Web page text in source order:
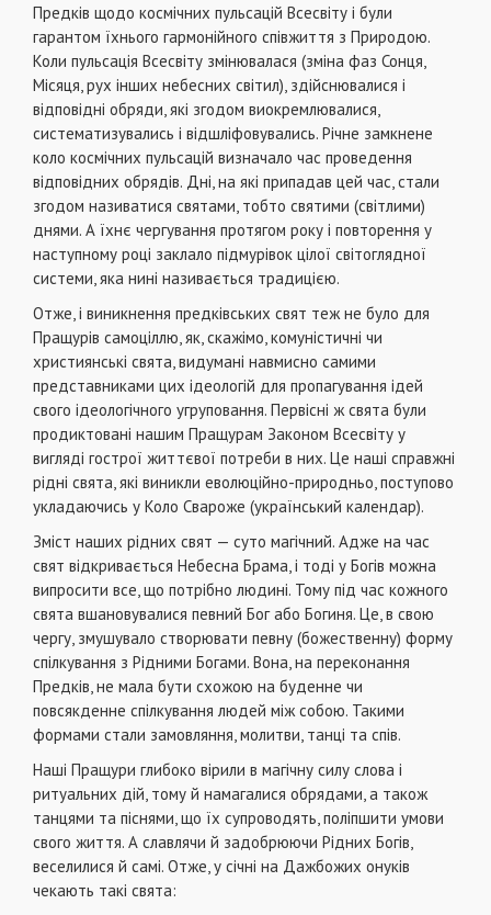
Предків щодо космічних пульсацій Всесвіту і були
гарантом їхнього гармонійного співжиття з Природою.
Коли пульсація Всесвіту змінювалася (зміна фаз Сонця,
Місяця, рух інших небесних світил), здійснювалися і
відповідні обряди, які згодом виокремлювалися,
систематизувались і відшліфовувались. Річне замкнене
коло космічних пульсацій визначало час проведення
відповідних обрядів. Дні, на які припадав цей час, стали
згодом називатися святами, тобто святими (світлими)
днями. А їхнє чергування протягом року і повторення у
наступному році заклало підмурівок цілої світоглядної
системи, яка нині називається традицією.
Отже, і виникнення предківських свят теж не було для
Пращурів самоціллю, як, скажімо, комуністичні чи
християнські свята, видумані навмисно самими
представниками цих ідеологій для пропагування ідей
свого ідеологічного угруповання. Первісні ж свята були
продиктовані нашим Пращурам Законом Всесвіту у
вигляді гострої життєвої потреби в них. Це наші справжні
рідні свята, які виникли еволюційно-природньо, поступово
укладаючись у Коло Свароже (український календар).
Зміст наших рідних свят — суто магічний. Адже на час
свят відкривається Небесна Брама, і тоді у Богів можна
випросити все, що потрібно людині. Тому під час кожного
свята вшановувалися певний Бог або Богиня. Це, в свою
чергу, змушувало створювати певну (божественну) форму
спілкування з Рідними Богами. Вона, на переконання
Предків, не мала бути схожою на буденне чи
повсякденне спілкування людей між собою. Такими
формами стали замовляння, молитви, танці та спів.
Наші Пращури глибоко вірили в магічну силу слова і
ритуальних дій, тому й намагалися обрядами, а також
танцями та піснями, що їх супроводять, поліпшити умови
свого життя. А славлячи й задобрюючи Рідних Богів,
веселилися й самі. Отже, у січні на Дажбожих онуків
чекають такі свята: